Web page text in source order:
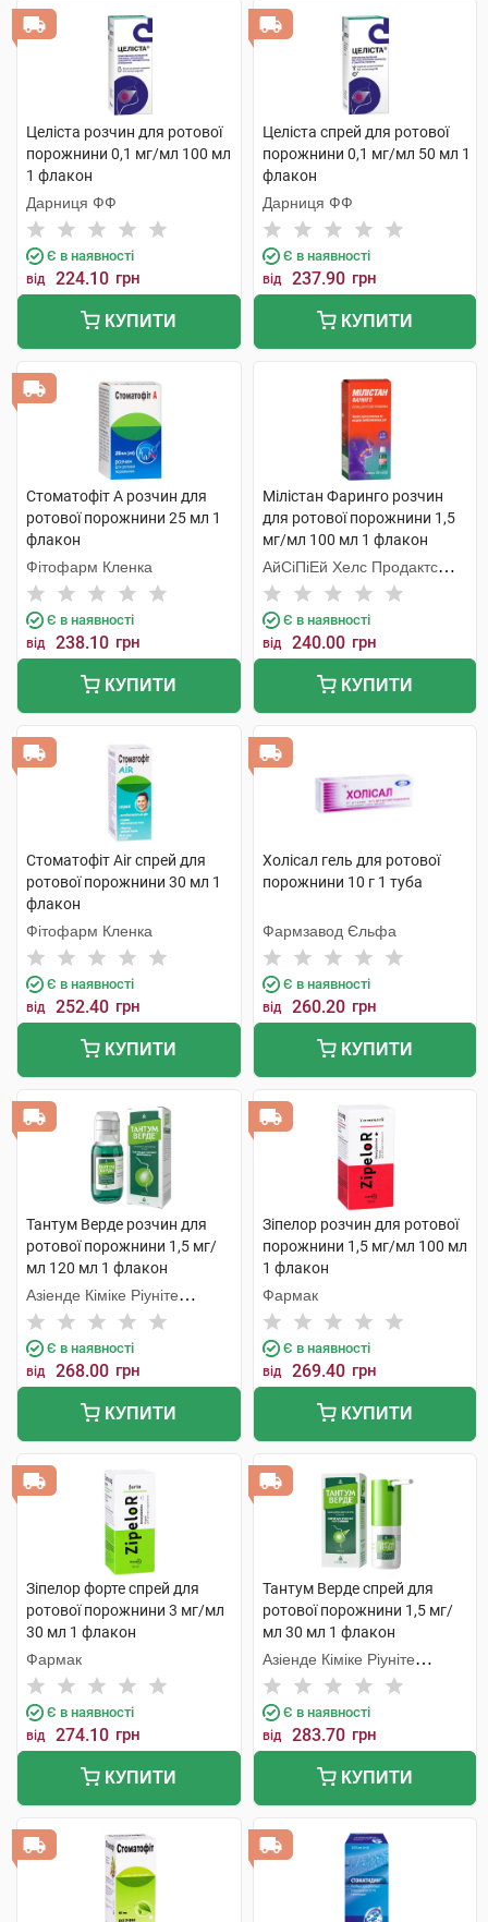
Целіста розчин для ротової
порожнини 0,1 мг/мл 100 мл
1 флакон
Дарниця ФФ
Є в наявності
від 224.10 грн
КУПИТИ
Целіста спрей для ротової
порожнини 0,1 мг/мл 50 мл 1
флакон
Дарниця ФФ
Є в наявності
від 237.90 грн
КУПИТИ
Стоматофіт А розчин для
ротової порожнини 25 мл 1
флакон
Фітофарм Кленка
Є в наявності
від 238.10 грн
КУПИТИ
Мілістан Фаринго розчин
для ротової порожнини 1,5
мг/мл 100 мл 1 флакон
АйСіПіЕй Хелс Продактc
Лімітед
Є в наявності
від 240.00 грн
КУПИТИ
Стоматофіт Air спрей для
ротової порожнини 30 мл 1
флакон
Фітофарм Кленка
Є в наявності
від 252.40 грн
КУПИТИ
Холісал гель для ротової
порожнини 10 г 1 туба
Фармзавод Єльфа
Є в наявності
від 260.20 грн
КУПИТИ
Тантум Верде розчин для
ротової порожнини 1,5 мг/
мл 120 мл 1 флакон
Азіенде Кіміке Ріуніте
Анжеліні Франческо
Є в наявності
від 268.00 грн
КУПИТИ
Зіпелор розчин для ротової
порожнини 1,5 мг/мл 100 мл
1 флакон
Фармак
Є в наявності
від 269.40 грн
КУПИТИ
Зіпелор форте спрей для
ротової порожнини 3 мг/мл
30 мл 1 флакон
Фармак
Є в наявності
від 274.10 грн
КУПИТИ
Тантум Верде спрей для
ротової порожнини 1,5 мг/
мл 30 мл 1 флакон
Азіенде Кіміке Ріуніте
Анжеліні Франческо
Є в наявності
від 283.70 грн
КУПИТИ